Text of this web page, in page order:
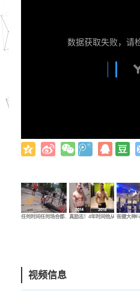
数据获取失败，请
任何时间任何场合都… 真励志！4年时间他从…街健大神
视频信息